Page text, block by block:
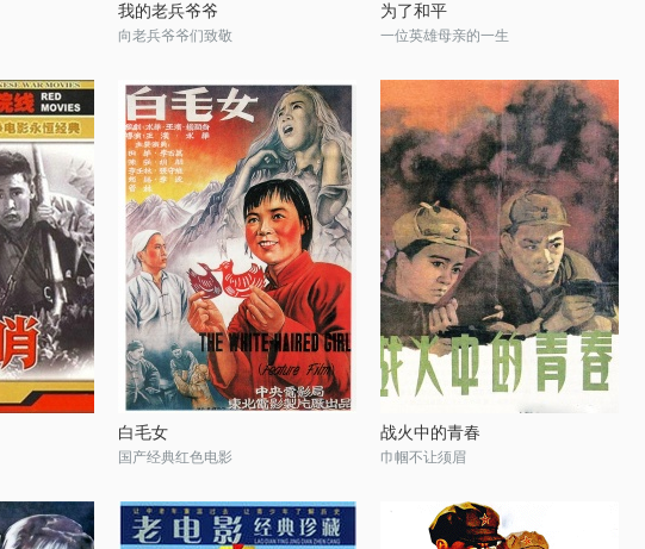
我的老兵爷爷
向老兵爷爷们致敬
为了和平
一位英雄母亲的一生
白毛女
国产经典红色电影
战火中的青春
巾帼不让须眉